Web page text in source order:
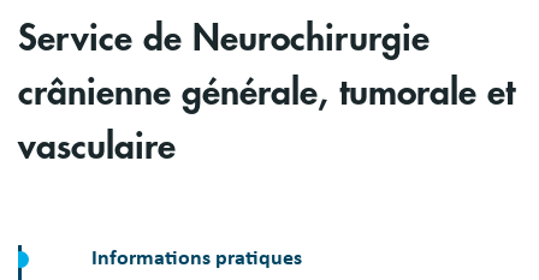
Service de Neurochirurgie
crânienne générale, tumorale et
vasculaire
Informations pratiques